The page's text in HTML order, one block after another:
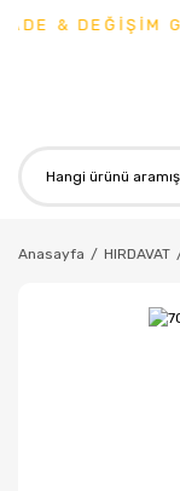
& DEĞİŞİM
Anasayfa HIRDAVAT